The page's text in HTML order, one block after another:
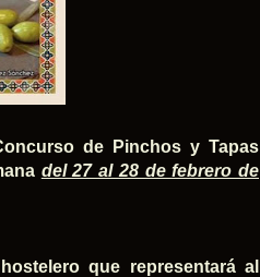
de Pinchos y Tapas
del 27 al 28 de febrero de
que representará al